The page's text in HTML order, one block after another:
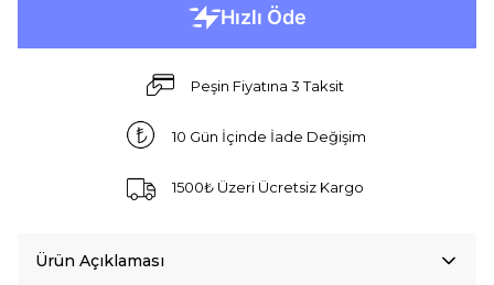
Peşin Fiyatına 3 Taksit
10 Gün İçinde İade Değişim
1500₺ Üzeri Ücretsiz Kargo
Ürün Açıklaması